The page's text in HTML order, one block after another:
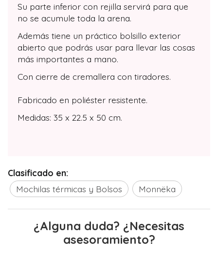
Su parte inferior con rejilla servirá para que
no se acumule toda la arena.
Además tiene un práctico bolsillo exterior
abierto que podrás usar para llevar las cosas
más importantes a mano.
Con cierre de cremallera con tiradores.
Fabricado en poliéster resistente.
Medidas: 35 x 22.5 x 50 cm.
Clasificado en:
Mochilas térmicas y Bolsos
Monnëka
¿Alguna duda? ¿Necesitas
asesoramiento?